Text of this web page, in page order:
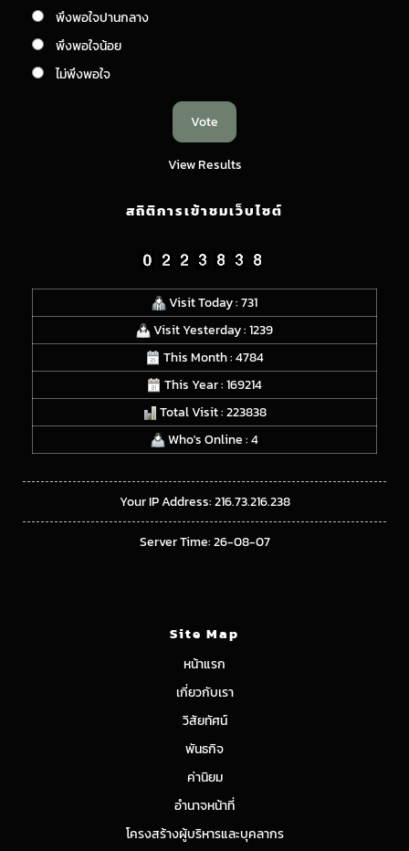
พึงพอใจปานกลาง
พึงพอใจน้อย
ไม่พึงพอใจ
View Results
สถิติการเข้าชมเว็บไซต์
Visit Today : 731
Visit Yesterday : 1239
This Month : 4784
This Year : 169214
Total Visit : 223838
Who's Online : 4
Your IP Address: 216.73.216.238
Server Time: 26-08-07
Site Map
หน้าแรก
เกี่ยวกับเรา
วิสัยทัศน์
พันธกิจ
ค่านิยม
อำนาจหน้าที่
โครงสร้างผู้บริหารและบุคลากร